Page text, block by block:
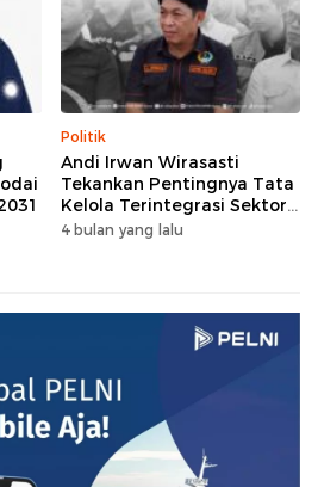
Politik
Andi Irwan Wirasasti
Tekankan Pentingnya Tata
Kelola Terintegrasi Sektor
Peternakan Sulsel
4 bulan yang lalu